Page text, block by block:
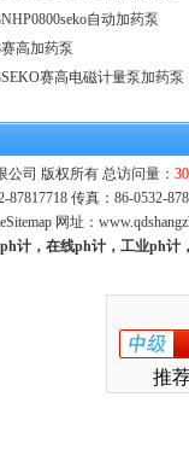
自动加药泵
高加药泵
赛高电磁计量泵加药泵
司 版权所有 总访问量：
87817718 传真：86-0532-
网址：
计，在线ph计，工业ph
推